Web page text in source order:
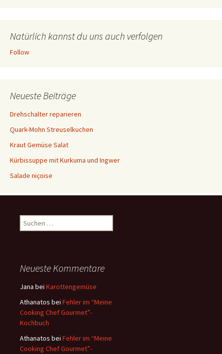
Natürlich kannst du uns auch verfolgen
Follow
Neueste Beiträge
Drehschalter reparieren
Quark-Mohn Streuselkuchen
Kraut Gemüse Salat
Kürbissuppe mit Kurkuma und Ingwer
Salade niçoise
u
n
a
h
:
Neueste Kommentare
Jana bei Karottengemüse
Athanatos bei Fehler im “Meine
Cooking Chef Gourmet”-
Kochbuch
Athanatos bei Fehler im “Meine
Cooking Chef Gourmet”-